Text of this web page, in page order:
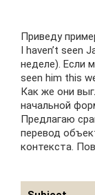
Приведу
I haven’t seen
неделе). Если
seen him this
Как же они
начальной
Предлагаю
перевод
контекста.